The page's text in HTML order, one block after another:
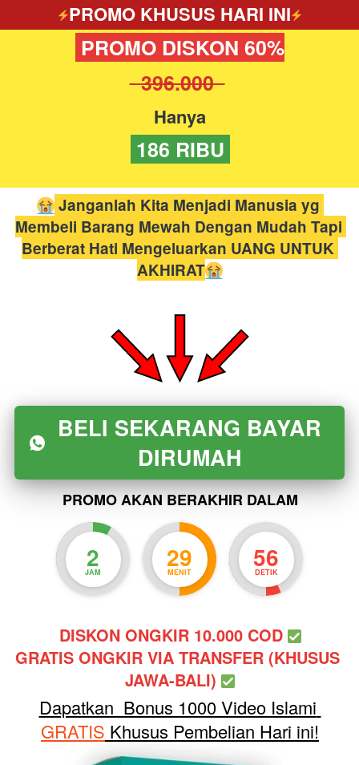
PROMO KHUSUS HARI INI
PROMO DISKON 60%
  396.000
Hanya
186 RIBU
Janganlah Kita Menjadi Manusia yg
Membeli Barang Mewah Dengan Mudah Tapi
Berberat Hati Mengeluarkan UANG UNTUK
AKHIRAT
`
BELI SEKARANG BAYAR
DIRUMAH
PROMO AKAN BERAKHIR DALAM
2
JAM 29
MENIT 55
DETIK
DISKON ONGKIR 10.000 COD
GRATIS ONGKIR VIA TRANSFER (KHUSUS
JAWA-BALI)
GRATIS Khusus Pembelian Hari ini!